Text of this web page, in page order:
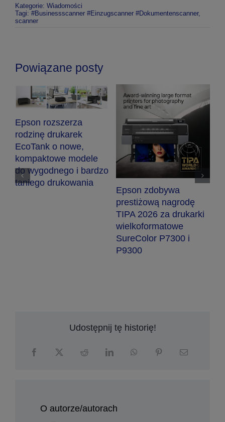
Kategorie: Wiadomości
Tagi: #Businessscanner #Einzugscanner #Dokumentenscanner,
scanner
Powiązane posty
Epson rozszerza
rodzinę drukarek
EcoTank o nowe,
kompaktowe modele
do wygodnego i bardzo
taniego drukowania
Epson zdobywa
prestiżową nagrodę
TIPA 2026 za drukarki
wielkoformatowe
SureColor P7300 i
P9300
Udostępnij tę historię!
O autorze/autorach